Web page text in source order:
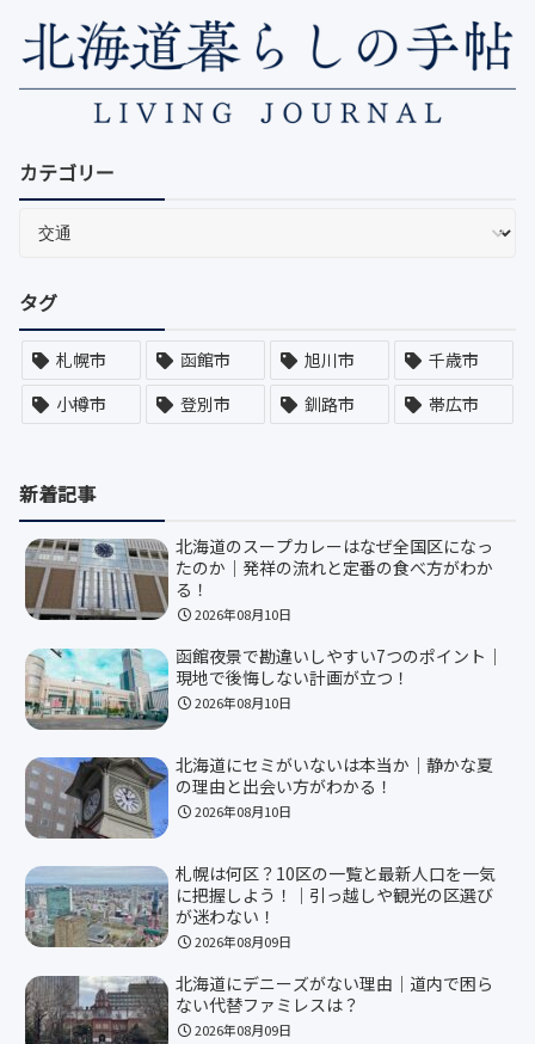
カテゴリー
タグ
札幌市 函館市 旭川市
千歳市
小樽市
登別市 釧路市 帯広市
新着記事
北海道のスープカレーはなぜ全国区になっ
たのか｜発祥の流れと定番の食べ方がわか
る！
2026年08月10日
函館夜景で勘違いしやすい7つのポイント｜
現地で後悔しない計画が立つ！
2026年08月10日
北海道にセミがいないは本当か｜静かな夏
の理由と出会い方がわかる！
2026年08月10日
札幌は何区？10区の一覧と最新人口を一気
に把握しよう！｜引っ越しや観光の区選び
が迷わない！
2026年08月09日
北海道にデニーズがない理由｜道内で困ら
ない代替ファミレスは？
2026年08月09日